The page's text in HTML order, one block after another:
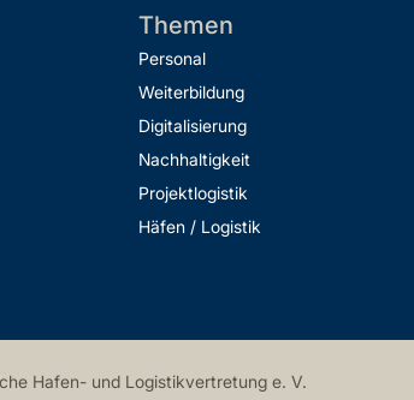
Themen
Personal
Weiterbildung
Digitalisierung
Nachhaltigkeit
Projektlogistik
Häfen / Logistik
Hafen- und Logistikvertretung e. V.